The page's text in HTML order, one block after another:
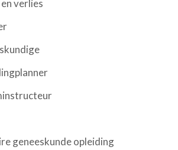
verlies
geneeskunde opleiding